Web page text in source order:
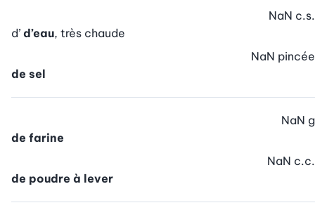
d’ d’eau, très chaude
NaN c.s.
de sel
NaN pincée
de farine
NaN g
de poudre à lever
NaN c.c.